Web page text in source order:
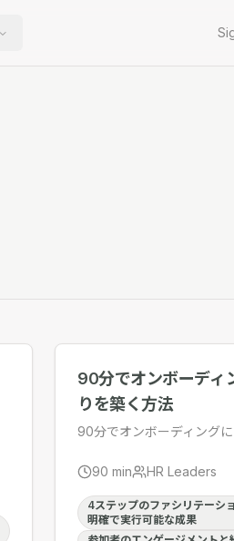
90分でオンボーディ
りを築く方法
90分でオンボーディング
90 min HR Leaders
4ステップのファシリテーシ
明確で実行可能な成果